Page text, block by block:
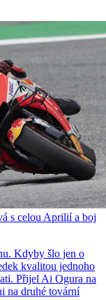
s celou Aprilií a boj
Kdyby šlo jen o
kvalitou jednoho
Přijel Ai Ogura na
na druhé tovární